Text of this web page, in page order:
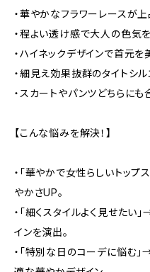
・華やかなフラワーレースが上
・程よい透け感で大人の色気
・ハイネックデザインで首元を
・細見え効果抜群のタイトシル
・スカートやパンツどちらにも
【こんな悩みを解決！】
・「華やかで女性らしいトッ
やかさUP。
・「細くスタイルよく見せたい
インを演出。
・「特別な日のコーデに悩む」